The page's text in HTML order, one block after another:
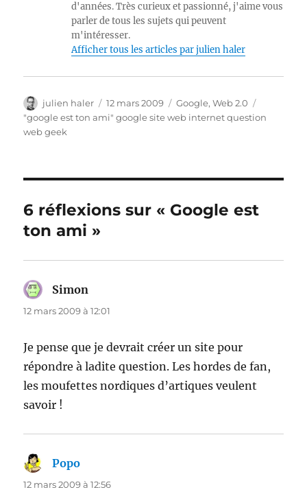
d'années. Très curieux et passionné, j'aime vous
parler de tous les sujets qui peuvent
m'intéresser.
Afficher tous les articles par julien haler
Auteur
julien haler
Publié
le
12 mars 2009 Catégories
Google,Web 2.0
Étiquettes
"google est ton ami" google site web internet question
web geek
6 réflexions sur « Google est
ton ami »
Simon
12 mars 2009 à 12:01
Je pense que je devrait créer un site pour
répondre à ladite question. Les hordes de fan,
les moufettes nordiques d’artiques veulent
savoir !
Popo
12 mars 2009 à 12:56